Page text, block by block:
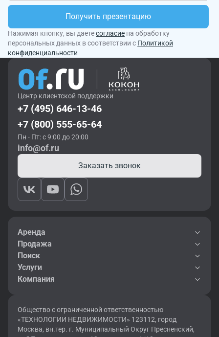
Получить презентацию
Нажимая кнопку, вы даетесогласие на обработку
персональных данных в соответствии с Политикой
конфиденциальности
Центр клиентской поддержки
+7 (495) 646-13-46
+7 (800) 555-65-64
Пн - Пт: с 9:00 до 20:00
info@of.ru
Заказать звонок
Аренда
Продажа
Поиск
Услуги
Компания
Общество с ограниченной ответственностью
«ТЕХНОЛОГИИ НЕДВИЖИМОСТИ» 123112, город
Москва, вн.тер. г. Муниципальный Округ Пресненский,